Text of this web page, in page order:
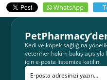
WhatsApp
Kedi ve köpek sağlığına
veteriner hekim bakış
için e-posta listemize katılın.